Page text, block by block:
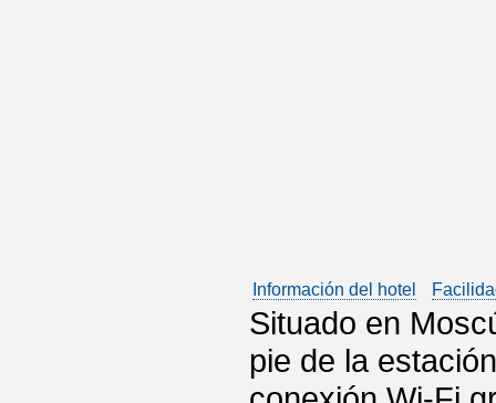
Información del hotel
Situado en
pie de la